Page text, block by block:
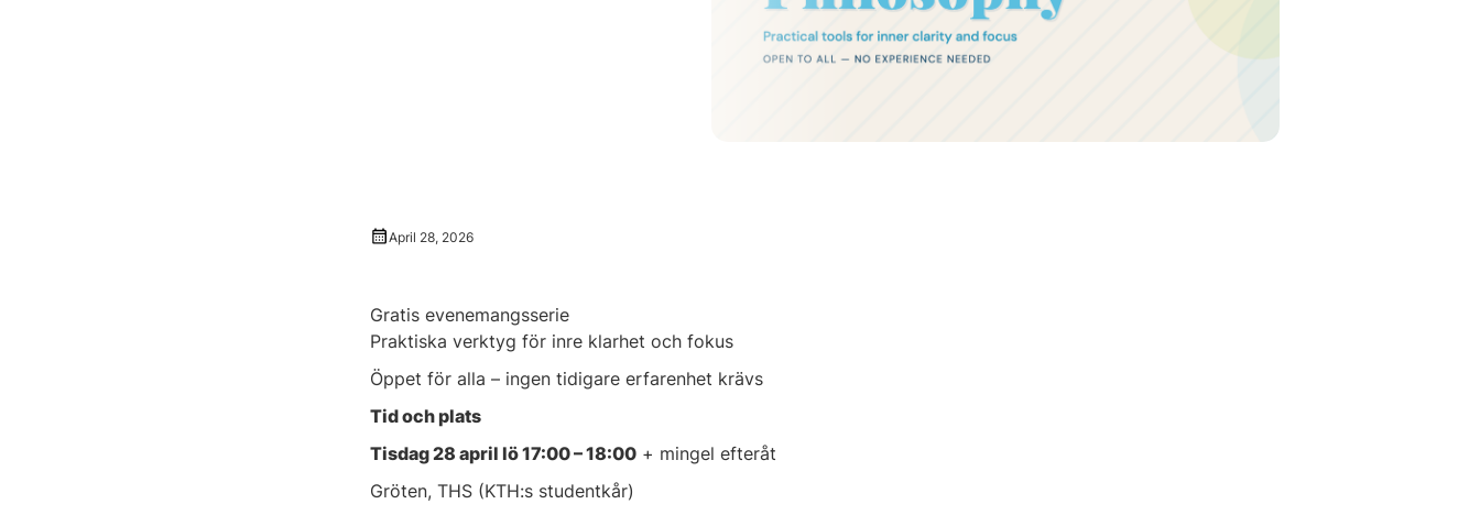
April 28, 2026
Gratis evenemangsserie
Praktiska verktyg för inre klarhet och fokus
Öppet för alla – ingen tidigare erfarenhet krävs
Tid och plats
Tisdag 28 april lö 17:00 – 18:00 + mingel efteråt
Gröten, THS (KTH:s studentkår)